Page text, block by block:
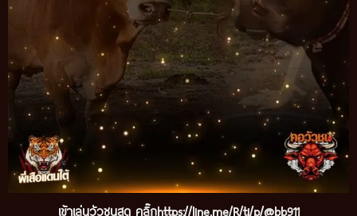
เข้าเล่นวัวชนสด คลิ๊กhttps://line.me/R/ti/p/@bb911